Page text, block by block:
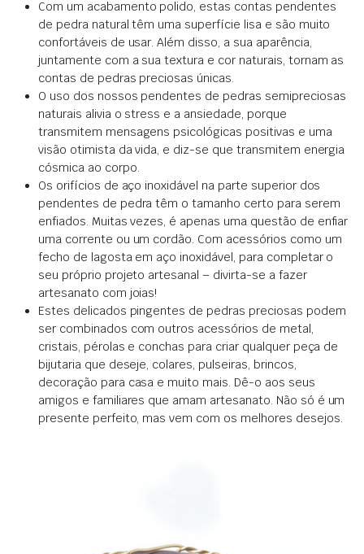
Com um acabamento polido, estas contas pendentes
de pedra natural têm uma superfície lisa e são muito
confortáveis de usar. Além disso, a sua aparência,
juntamente com a sua textura e cor naturais, tornam as
contas de pedras preciosas únicas.
O uso dos nossos pendentes de pedras semipreciosas
naturais alivia o stress e a ansiedade, porque
transmitem mensagens psicológicas positivas e uma
visão otimista da vida, e diz-se que transmitem energia
cósmica ao corpo.
Os orifícios de aço inoxidável na parte superior dos
pendentes de pedra têm o tamanho certo para serem
enfiados. Muitas vezes, é apenas uma questão de enfiar
uma corrente ou um cordão. Com acessórios como um
fecho de lagosta em aço inoxidável, para completar o
seu próprio projeto artesanal – divirta-se a fazer
artesanato com joias!
Estes delicados pingentes de pedras preciosas podem
ser combinados com outros acessórios de metal,
cristais, pérolas e conchas para criar qualquer peça de
bijutaria que deseje, colares, pulseiras, brincos,
decoração para casa e muito mais. Dê-o aos seus
amigos e familiares que amam artesanato. Não só é um
presente perfeito, mas vem com os melhores desejos.